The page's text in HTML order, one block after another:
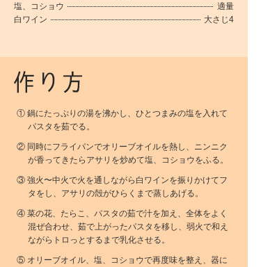
塩、コショウ
適量
白ワイン
大さじ4
① 鍋にたっぷりの湯を沸かし、ひとつまみの塩を入れて
パスタを茹でる。
② 同時にフライパンでオリーブオイルを熱し、ニンニク
が香ってきたらアサリを炒めて塩、コショウをふる。
③ 強火〜中火で火を通しながら白ワインを振りかけてフ
タをし、アサリの殻がひらくまで蒸しあげる。
④ 菜の花、たらこ、パスタの茹で汁を加え、全体をよく
混ぜ合わせ、茹で上がったパスタを移し、弱火で和え
ながらトロっとするまで乳化させる。
⑤ オリーブオイル、塩、コショウで再度味を整え、器に